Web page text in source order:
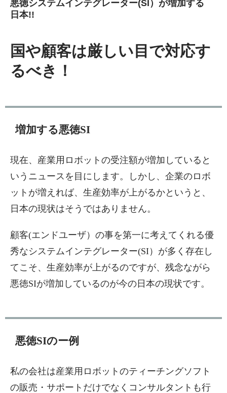
悪徳システムインテグレーター(SI）が増加する
日本!!
国や顧客は厳しい目で対応す
るべき！
増加する悪徳SI
現在、産業用ロボットの受注額が増加していると
いうニュースを目にします。しかし、企業のロボ
ットが増えれば、生産効率が上がるかというと、
日本の現状はそうではありません。
顧客(エンドユーザ）の事を第一に考えてくれる優
秀なシステムインテグレーター(SI）が多く存在し
てこそ、生産効率が上がるのですが、残念ながら
悪徳SIが増加しているのが今の日本の現状です。
悪徳SIのー例
私の会社は産業用ロボットのティーチングソフト
の販売・サポートだけでなくコンサルタントも行